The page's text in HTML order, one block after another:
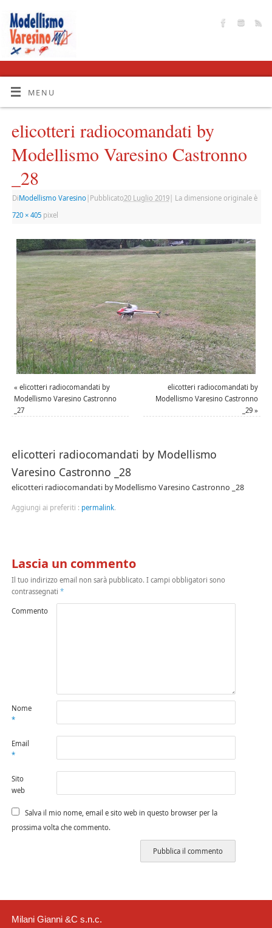
MENU
elicotteri radiocomandati by
Modellismo Varesino Castronno
_28
DiModellismo Varesino| Pubblicato20 Luglio 2019|
La dimensione originale è
720 × 405pixel
« elicotteri radiocomandati by
Modellismo Varesino Castronno
_27
elicotteri radiocomandati by
Modellismo Varesino Castronno
_29 »
elicotteri radiocomandati by Modellismo
Varesino Castronno _28
elicotteri radiocomandati by Modellismo Varesino Castronno _28
Aggiungi ai preferiti : permalink.
Lascia un commento
Il tuo indirizzo email non sarà pubblicato. I campi obbligatori sono
contrassegnati *
Commento
Nome
*
Email
*
Sito
web
Salva il mio nome, email e sito web in questo browser per la
prossima volta che commento.
Milani Gianni &C s.n.c.